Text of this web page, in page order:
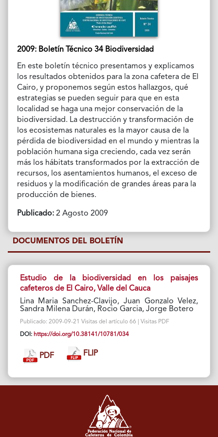
2009: Boletín Técnico 34 Biodiversidad
En este boletín técnico presentamos y explicamos
los resultados obtenidos para la zona cafetera de El
Cairo, y proponemos según estos hallazgos, qué
estrategias se pueden seguir para que en esta
localidad se haga una mejor conservación de la
biodiversidad. La destrucción y transformación de
los ecosistemas naturales es la mayor causa de la
pérdida de biodiversidad en el mundo y mientras la
población humana siga creciendo, cada vez serán
más los hábitats transformados por la extracción de
recursos, los asentamientos humanos, el exceso de
residuos y la modificación de grandes áreas para la
producción de bienes.
Publicado:2 Agosto 2009
DOCUMENTOS DEL BOLETÍN
Estudio de la biodiversidad en los paisajes
cafeteros de El Cairo, Valle del Cauca
Lina Maria Sanchez-Clavijo, Juan Gonzalo Velez,
Sandra Milena Durán, Rocio Garcia, Jorge Botero
Publicado: 2009-09-21 Visitas del artículo 66 | Visitas PDF
DOI: https://doi.org/10.38141/10781/034
PDF FLIP